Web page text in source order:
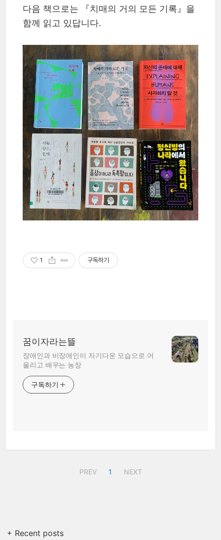
다음 책으로는 『치매의 거의 모든 기록』을
함께 읽고 있답니다.
1 구독하기
꿈이자라는뜰
장애인과 비장애인이 자기다운 모습으로 어
울리고 배우는 농장
구독하기
PREV 1 NEXT
+ Recent posts